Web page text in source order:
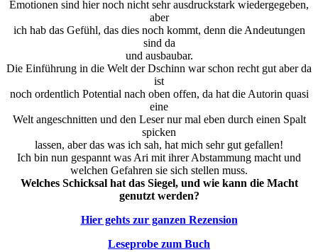
Emotionen sind hier noch nicht sehr ausdruckstark wiedergegeben,
aber
ich hab das Gefühl, das dies noch kommt, denn die Andeutungen
sind da
und ausbaubar.
Die Einführung in die Welt der Dschinn war schon recht gut aber da
ist
noch ordentlich Potential nach oben offen, da hat die Autorin quasi
eine
Welt angeschnitten und den Leser nur mal eben durch einen Spalt
spicken
lassen, aber das was ich sah, hat mich sehr gut gefallen!
Ich bin nun gespannt was Ari mit ihrer Abstammung macht und
welchen Gefahren sie sich stellen muss.
Welches Schicksal hat das Siegel, und wie kann die Macht
genutzt werden?
Hier gehts zur ganzen Rezension
Leseprobe zum Buch